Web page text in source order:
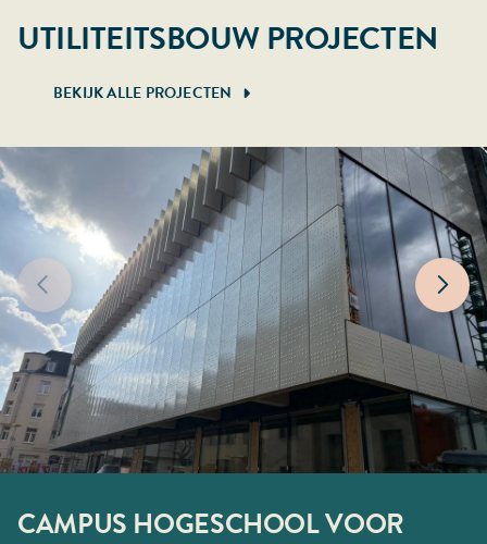
UTILITEITSBOUW PROJECTEN
BEKIJK ALLE PROJECTEN
CAMPUS HOGESCHOOL VOOR
ATEK HAMBURG
STADHUISPLEIN ROTTERDAM
BIMA DÜSSELDORF
150KV STATION ROZENBURG
NOORDWEST ZIEKENHUIS